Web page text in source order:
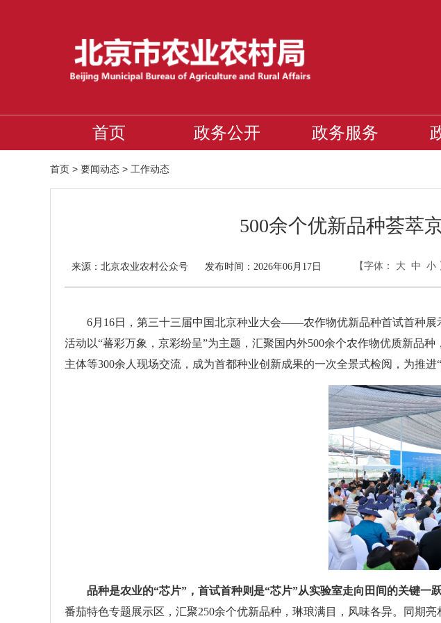
首页 政务公开 政务服务
首页 > 要闻动态 > 工作动态
500余个优新品种荟萃
来源： 北京农业农村公众号 发布时间：2026年06月17日 【字体： 大 中 小
6月16日，第三十三届中国北京种业大会——农作物优新品种首试首种展
活动以“蕃彩万象，京彩纷呈”为主题，汇聚国内外500余个农作物优质新品
主体等300余人现场交流，成为首都种业创新成果的一次全景式检阅，为推
品种是农业的“芯片”，首试首种则是“芯片”从实验室走向田间的关键一跃
番茄特色专题展示区，汇聚250余个优新品种，琳琅满目，风味各异。同期